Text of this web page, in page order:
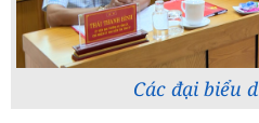
Các đại biểu